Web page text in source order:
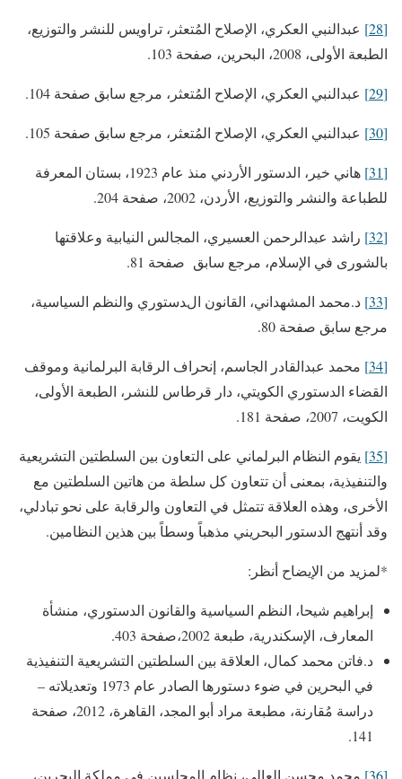
[28]
عبدالنبي العكري، الإصلاح المُتعثر، تراويس للنشر والتوزيع،
الطبعة الأولى، 2008، البحرين، صفحة 103.
[29] عبدالنبي العكري، الإصلاح المُتعثر، مرجع سابق صفحة 104.
[30] عبدالنبي العكري، الإصلاح المُتعثر، مرجع سابق صفحة 105.
[31]
هاني خير، الدستور الأردني منذ عام 1923، بستان المعرفة
للطباعة والنشر والتوزيع، الأردن، 2002، صفحة 204.
[32]
راشد عبدالرحمن العسيري، المجالس النيابية وعلاقتها
بالشورى في الإسلام، مرجع سابق صفحة 81.
[33]
د.محمد المشهداني، القانون الدستوري والنظم السياسية،
مرجع سابق صفحة 80.
[34]
محمد عبدالقادر الجاسم، إنحراف الرقابة البرلمانية وموقف
القضاء الدستوري الكويتي، دار قرطاس للنشر، الطبعة الأولى،
الكويت، 2007، صفحة 181.
[35]
يقوم النظام البرلماني على التعاون بين السلطتين التشريعية
والتنفيذية، بمعنى أن تتعاون كل سلطة من هاتين السلطتين مع
الأخرى، وهذه العلاقة تتمثل في التعاون والرقابة على نحو تبادلي،
وقد أنتهج الدستور البحريني مذهباً وسطاً بين هذين النظامين.
*لمزيد من الإيضاح أنظر:
إبراهيم شيحا، النظم السياسية والقانون الدستوري، منشأة
المعارف، الإسكندرية، طبعة 2002،صفحة 403.
د.فاتن محمد كمال، العلاقة بين السلطتين التشريعية التنفيذية
في البحرين في ضوء دستورها الصادر عام 1973 وتعديلاته –
دراسة مُقارنة، مطبعة مراد أبو المجد، القاهرة، 2012، صفحة
141.
[36] محمد محسن العالي، نظام المجلسين في مملكة البحرين،